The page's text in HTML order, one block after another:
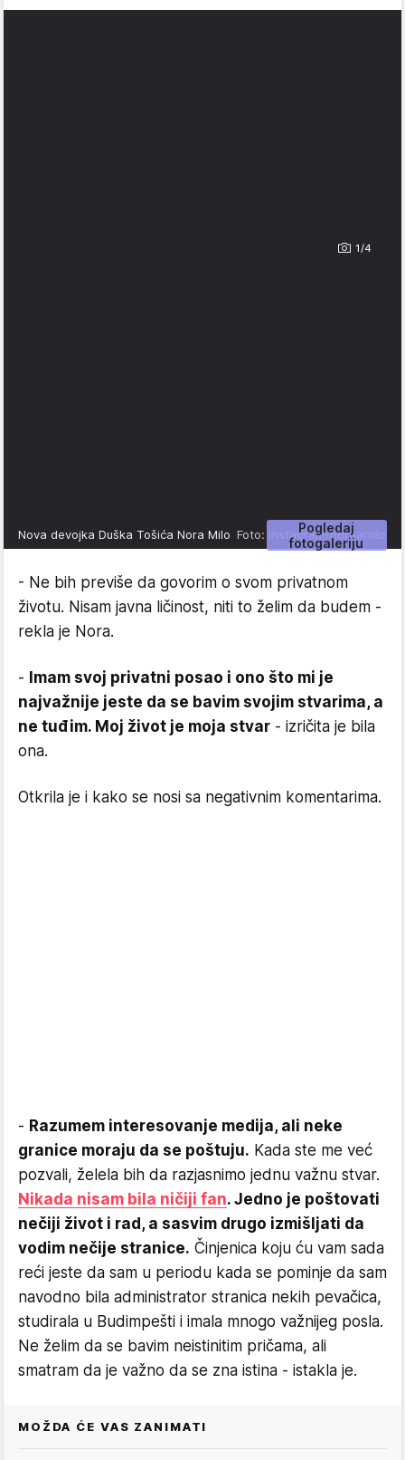
1/4
Pogledaj
fotogaleriju
Nova devojka Duška Tošića Nora Milo Foto: instagram/noraamilo
- Ne bih previše da govorim o svom privatnom
životu. Nisam javna ličinost, niti to želim da budem -
rekla je Nora.
- Imam svoj privatni posao i ono što mi je
najvažnije jeste da se bavim svojim stvarima, a
ne tuđim. Moj život je moja stvar - izričita je bila
ona.
Otkrila je i kako se nosi sa negativnim komentarima.
- Razumem interesovanje medija, ali neke
granice moraju da se poštuju. Kada ste me već
pozvali, želela bih da razjasnimo jednu važnu stvar.
Nikada nisam bila ničiji fan. Jedno je poštovati
nečiji život i rad, a sasvim drugo izmišljati da
vodim nečije stranice. Činjenica koju ću vam sada
reći jeste da sam u periodu kada se pominje da sam
navodno bila administrator stranica nekih pevačica,
studirala u Budimpešti i imala mnogo važnijeg posla.
Ne želim da se bavim neistinitim pričama, ali
smatram da je važno da se zna istina - istakla je.
MOŽDA ĆE VAS ZANIMATI